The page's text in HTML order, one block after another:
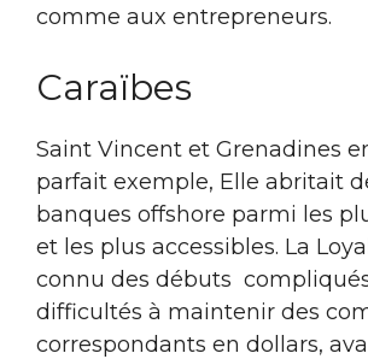
comme aux entrepreneurs.
Caraïbes
Saint Vincent et Grenadines
parfait exemple, Elle abritait
banques offshore parmi les
et les plus accessibles. La
connu des débuts
difficultés à maintenir des
correspondants en dollars,